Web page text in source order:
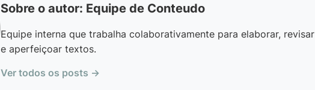
Sobre o autor: Equipe de Conteudo
Equipe interna que trabalha colaborativamente para elaborar, revisar
e aperfeiçoar textos.
Ver todos os posts →